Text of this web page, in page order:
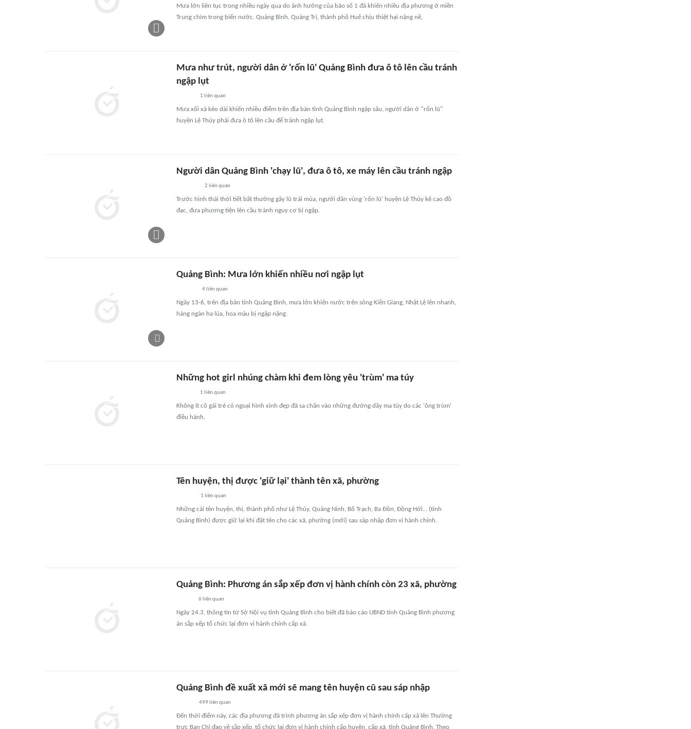
Mưa lớn liên tục trong nhiều ngày qua do ảnh hưởng của bão số 1 đã khiến nhiều địa phương ở miền
Trung chìm trong biển nước. Quảng Bình, Quảng Trị, thành phố Huế chịu thiệt hại nặng nề,
Mưa như trút, người dân ở 'rốn lũ' Quảng Bình đưa ô tô lên cầu tránh
ngập lụt
1 liên quan
Mưa xối xả kéo dài khiến nhiều điểm trên địa bàn tỉnh Quảng Bình ngập sâu, người dân ở ''rốn lũ''
huyện Lệ Thủy phải đưa ô tô lên cầu để tránh ngập lụt.
Người dân Quảng Bình 'chạy lũ', đưa ô tô, xe máy lên cầu tránh ngập
2 liên quan
Trước hình thái thời tiết bất thường gây lũ trái mùa, người dân vùng 'rốn lũ' huyện Lệ Thủy kê cao đồ
đạc, đưa phương tiện lên cầu tránh nguy cơ bị ngập.
Quảng Bình: Mưa lớn khiến nhiều nơi ngập lụt
4 liên quan
Ngày 13-6, trên địa bàn tỉnh Quảng Bình, mưa lớn khiến nước trên sông Kiến Giang, Nhật Lệ lên nhanh,
hàng ngàn ha lúa, hoa màu bị ngập nặng.
Những hot girl nhúng chàm khi đem lòng yêu 'trùm' ma túy
1 liên quan
Không ít cô gái trẻ có ngoại hình xinh đẹp đã sa chân vào những đường dây ma túy do các 'ông trùm'
điều hành.
Tên huyện, thị được 'giữ lại' thành tên xã, phường
1 liên quan
Những cái tên huyện, thị, thành phố như Lệ Thủy, Quảng Ninh, Bố Trạch, Ba Đồn, Đồng Hới… (tỉnh
Quảng Bình) được giữ lại khi đặt tên cho các xã, phường (mới) sau sáp nhập đơn vị hành chính.
Quảng Bình: Phương án sắp xếp đơn vị hành chính còn 23 xã, phường
6 liên quan
Ngày 24.3, thông tin từ Sở Nội vụ tỉnh Quảng Bình cho biết đã báo cáo UBND tỉnh Quảng Bình phương
án sắp xếp tổ chức lại đơn vị hành chính cấp xã.
Quảng Bình đề xuất xã mới sẽ mang tên huyện cũ sau sáp nhập
499 liên quan
Đến thời điểm này, các địa phương đã trình phương án sắp xếp đơn vị hành chính cấp xã lên Thường
trực Ban Chỉ đạo về sắp xếp, tổ chức lại đơn vị hành chính cấp huyện, cấp xã, tỉnh Quảng Bình. Theo